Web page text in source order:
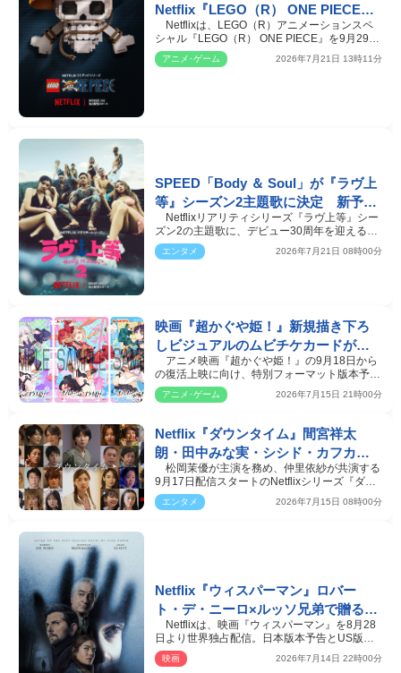
Netflix『LEGO（R） ONE PIECE』
ティーザー予告解禁 9.29より世界独
占配信
Netflixは、LEGO（R）アニメーションスペ
シャル『LEGO（R） ONE PIECE』を9月29日
より世界独占配信。こ…
アニメ･ゲーム 2026年7月21日 13時11分
SPEED「Body ＆ Soul」が『ラヴ上
等』シーズン2主題歌に決定 新予告
で衝撃発言が連発
Netflixリアリティシリーズ『ラヴ上等』シー
ズン2の主題歌に、デビュー30周年を迎える
SPEEDの代表曲「Bo…
エンタメ 2026年7月21日 08時00分
映画『超かぐや姫！』新規描き下ろ
しビジュアルのムビチケカードが発
売決定
アニメ映画『超かぐや姫！』の9月18日から
の復活上映に向け、特別フォーマット版本予告
が公開公開された…
アニメ･ゲーム 2026年7月15日 21時00分
Netflix『ダウンタイム』間宮祥太
朗・田中みな実・シシド・カフカら
25名の追加キャスト＆ティザー予告
映像解禁
松岡茉優が主演を務め、仲里依紗が共演する
9月17日配信スタートのNetflixシリーズ『ダウ
ンタイム』の追…
エンタメ 2026年7月15日 08時00分
Netflix『ウィスパーマン』ロバー
ト・デ・ニーロ×ルッソ兄弟で贈るサ
イコスリラー 8.28より配信
Netflixは、映画『ウィスパーマン』を8月28
日より世界独占配信。日本版本予告とUS版キ
ービジュアルが解…
映画 2026年7月14日 22時00分